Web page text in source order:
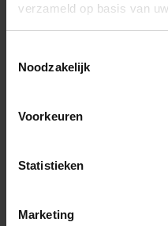
verzameld op basis van
Noodzakelijk
Voorkeuren
Statistieken
Marketing